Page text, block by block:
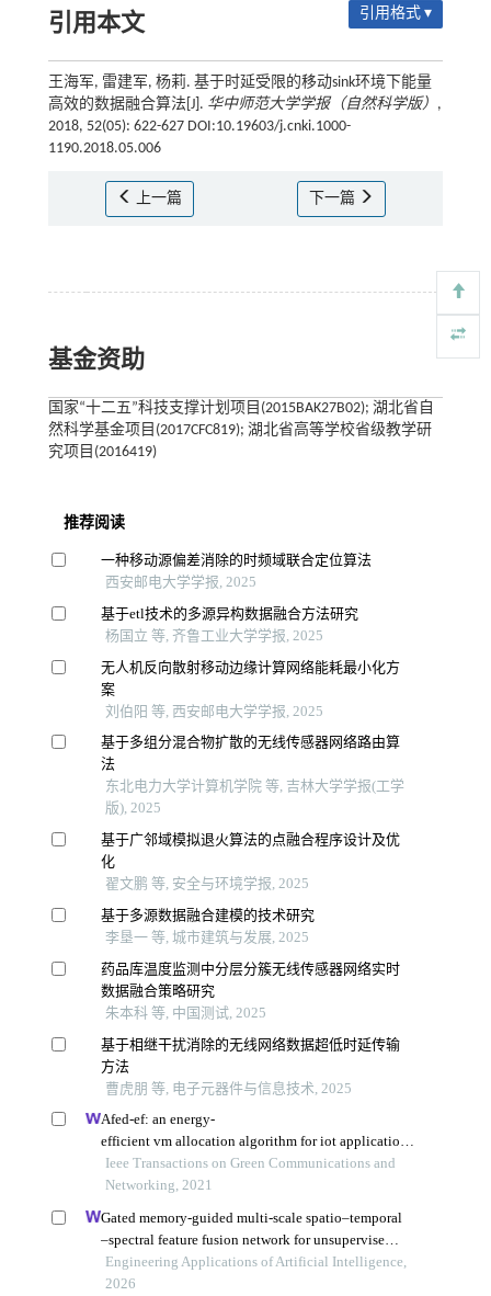
引用本文 引用格式 ▾
王海军, 雷建军, 杨莉. 基于时延受限的移动sink环境下能量
高效的数据融合算法[J]. 华中师范大学学报（自然科学版） ,
2018, 52(05): 622-627 DOI:10.19603/j.cnki.1000-
1190.2018.05.006
上一篇 下一篇
基金资助
国家“十二五”科技支撑计划项目(2015BAK27B02); 湖北省自
然科学基金项目(2017CFC819); 湖北省高等学校省级教学研
究项目(2016419)